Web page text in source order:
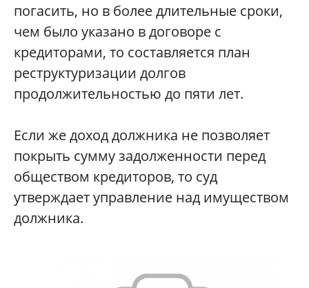
погасить, но в более длительные сроки,
чем было указано в договоре с
кредиторами, то составляется план
реструктуризации долгов
продолжительностью до пяти лет.
Если же доход должника не позволяет
покрыть сумму задолженности перед
обществом кредиторов, то суд
утверждает управление над имуществом
должника.